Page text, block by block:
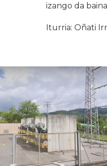
izango da
Iturria: Oñati